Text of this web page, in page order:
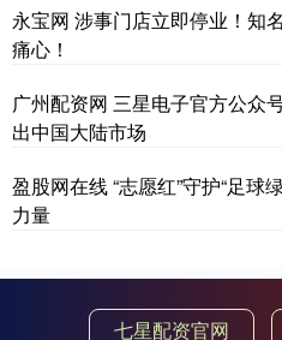
永宝网 涉事门店立即停业！知
痛心！
广州配资网 三星电子官方公众
出中国大陆市场
盈股网在线 “志愿红”守护“足球
力量
七星配资官网